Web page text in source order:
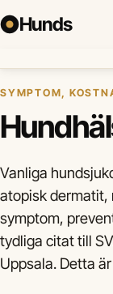
Hunds
SYMPTOM,
Vanliga
atopisk dermatit,
symptom,
tydliga citat till
Uppsala. Detta